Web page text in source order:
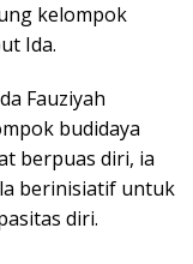
kelompok
Ida.
Fauziyah
budidaya
berpuas diri, ia
berinisiatif untuk
diri.